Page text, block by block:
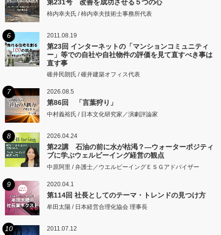
第231号 改善を成功させる５つの心
柿内幸夫氏 / 柿内幸夫技術士事務所代表
6 2011.08.19
第23回 インターネットの「マンションコミュニティ
ー」等での自社や自社物件の評価を見て直すべき事は
直す事
碓井民朗氏 / 碓井建築オフィス代表
7 2026.08.5
第86回 「言葉狩り」
中村義裕氏 / 日本文化研究家／演劇評論家
8 2026.04.24
第22講 石油の前に水が枯渇？―ウォーターポジティ
ブに学ぶウェルビーイング経営の観点
中原阿里 / 弁護士／ウエルビーイングＥＳＧアドバイザー
9 2020.04.1
第114回 社長としてのテーマ・トレンドの見つけ方
牟田太陽 / 日本経営合理化協会 理事長
10 2011.07.12